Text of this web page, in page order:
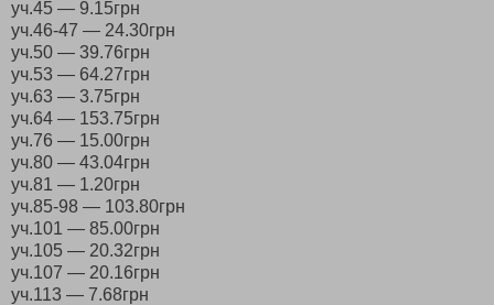
уч.45 — 9.15грн
уч.46-47 — 24.30грн
уч.50 — 39.76грн
уч.53 — 64.27грн
уч.63 — 3.75грн
уч.64 — 153.75грн
уч.76 — 15.00грн
уч.80 — 43.04грн
уч.81 — 1.20грн
уч.85-98 — 103.80грн
уч.101 — 85.00грн
уч.105 — 20.32грн
уч.107 — 20.16грн
уч.113 — 7.68грн